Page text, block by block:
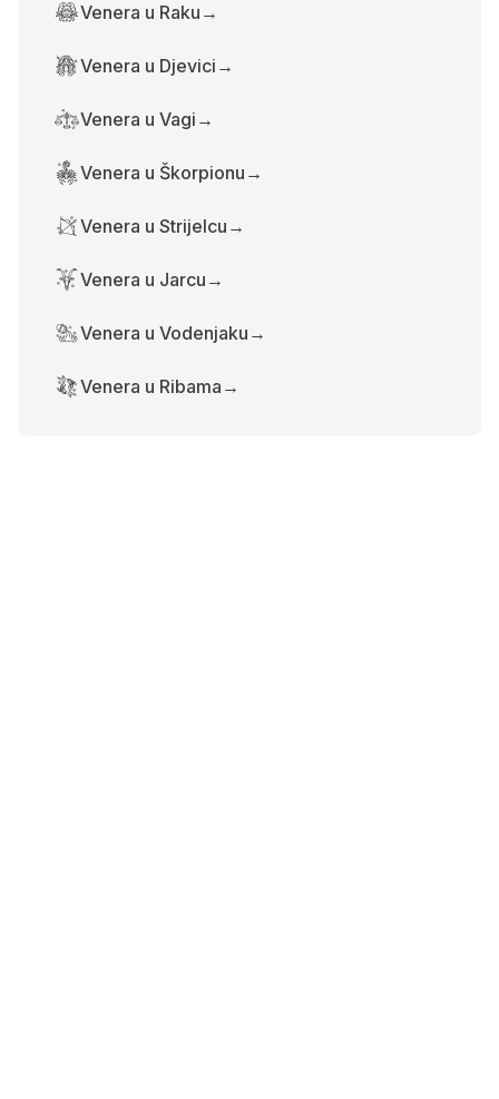
Venera u Raku →
Venera u Djevici →
Venera u Vagi →
Venera u Škorpionu →
Venera u Strijelcu →
Venera u Jarcu →
Venera u Vodenjaku →
Venera u Ribama →